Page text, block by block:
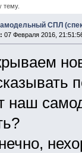
тему.
СПЛ
: 07 Февраля 2016,
наш